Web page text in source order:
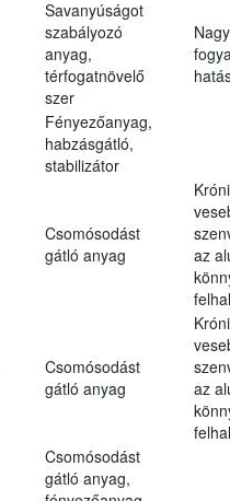
Savanyúságot
szabályozó
anyag,
térfogatnövelő
szer
Fényezőanyag,
habzásgátló,
stabilizátor
Csomósodást
gátló anyag
az
Csomósodást
gátló anyag
az
Csomósodást
gátló anyag,